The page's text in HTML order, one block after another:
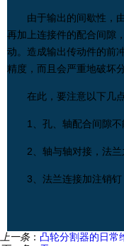
由于输出的间歇性，
再加上连接件的配合间隙
动。造成输出传动件的前
精度，而且会严重地破坏
在此，要注意以下几
1、孔、轴配合间隙不
2、轴与轴对接，法
3、 法兰连接加注销钉
上一条： 凸轮分割器的日常